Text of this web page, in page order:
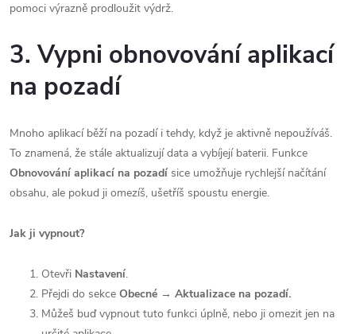
pomoci výrazně prodloužit výdrž.
3. Vypni obnovování aplikací
na pozadí
Mnoho aplikací běží na pozadí i tehdy, když je aktivně nepoužíváš.
To znamená, že stále aktualizují data a vybíjejí baterii. Funkce
Obnovování aplikací na pozadí sice umožňuje rychlejší načítání
obsahu, ale pokud ji omezíš, ušetříš spoustu energie.
Jak ji vypnout?
Otevři Nastavení.
Přejdi do sekce Obecné → Aktualizace na pozadí.
Můžeš buď vypnout tuto funkci úplně, nebo ji omezit jen na